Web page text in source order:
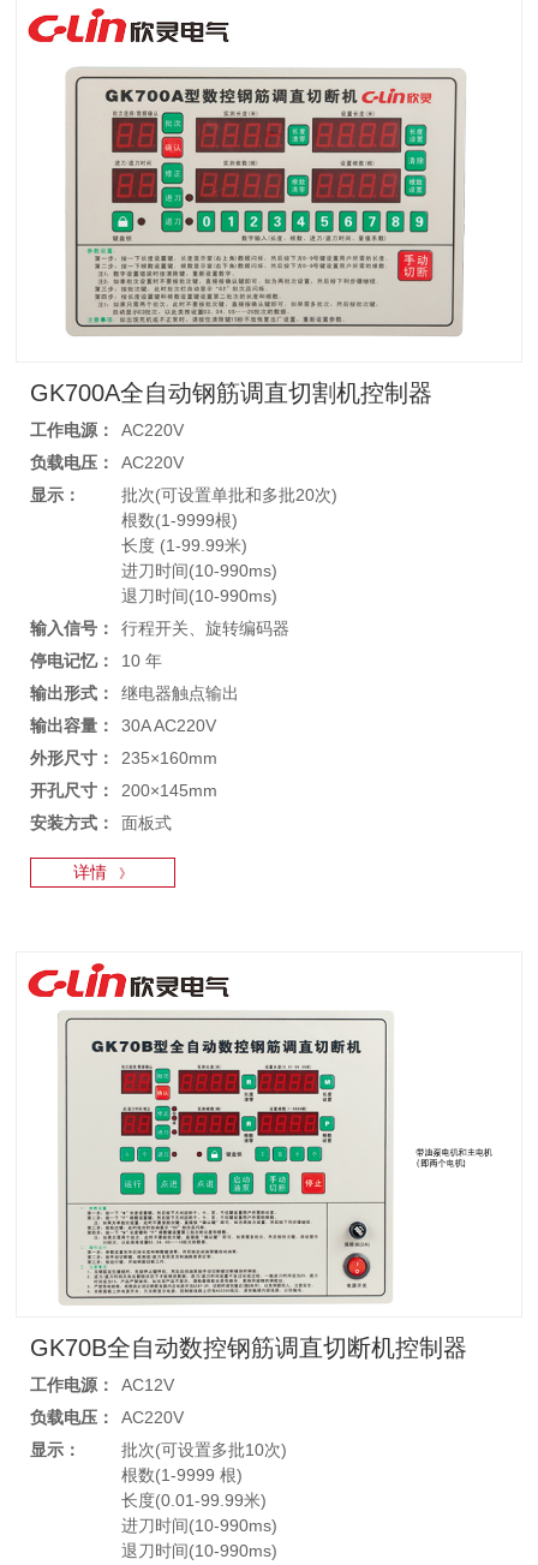
GK700A全自动钢筋调直切割机控制器
工作电源：
AC220V
负载电压：
AC220V
显示：
批次(可设置单批和多批20次)
根数(1-9999根)
长度 (1-99.99米)
进刀时间(10-990ms)
退刀时间(10-990ms)
输入信号：
行程开关、旋转编码器
停电记忆：
10 年
输出形式：
继电器触点输出
输出容量：
30A AC220V
外形尺寸：
235×160mm
开孔尺寸：
200×145mm
安装方式：
面板式
详情 》
GK70B全自动数控钢筋调直切断机控制器
工作电源：
AC12V
负载电压：
AC220V
显示：
批次(可设置多批10次)
根数(1-9999 根)
长度(0.01-99.99米)
进刀时间(10-990ms)
退刀时间(10-990ms)